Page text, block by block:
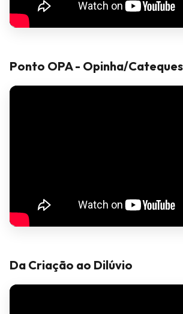
Ponto OPA - Opinha/
Da Criação ao Dilúvio